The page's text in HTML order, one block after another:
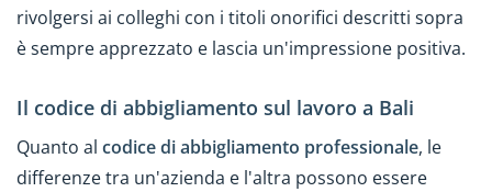
rivolgersi ai colleghi con i titoli onorifici descritti sopra
è sempre apprezzato e lascia un'impressione positiva.
Il codice di abbigliamento sul lavoro a Bali
Quanto al codice di abbigliamento professionale, le
differenze tra un'azienda e l'altra possono essere